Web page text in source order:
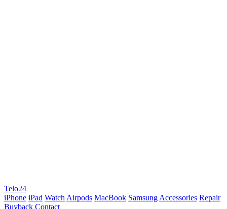
Telo24
iPhone iPad Watch Airpods MacBook Samsung Accessories Repair
Buyback Contact